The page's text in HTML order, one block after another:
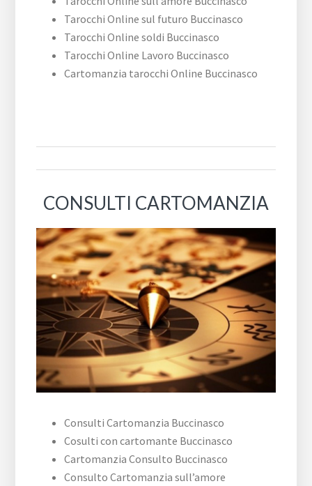
Tarocchi Online sul futuro Buccinasco
Tarocchi Online soldi Buccinasco
Tarocchi Online Lavoro Buccinasco
Cartomanzia tarocchi Online Buccinasco
CONSULTI CARTOMANZIA
Consulti Cartomanzia Buccinasco
Cosulti con cartomante Buccinasco
Cartomanzia Consulto Buccinasco
Consulto Cartomanzia sull’amore